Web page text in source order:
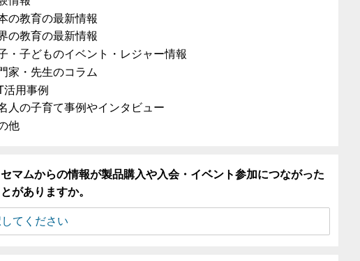
の教育の最新情報
の教育の最新情報
・子どものイベント・レジャー情報
家・先生のコラム
活用事例
人の子育て事例やインタビュー
他
セマムからの情報が製品購入や入会・イベント参加につながった
がありますか。